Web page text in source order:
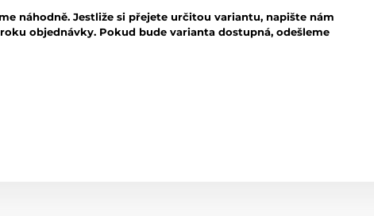
náhodně. Jestliže si přejete určitou variantu, napište nám
objednávky. Pokud bude varianta dostupná, odešleme